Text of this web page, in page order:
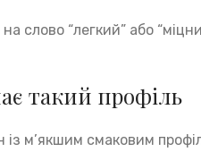
слово “легкий” або
такий профіль
м’якшим смаковим